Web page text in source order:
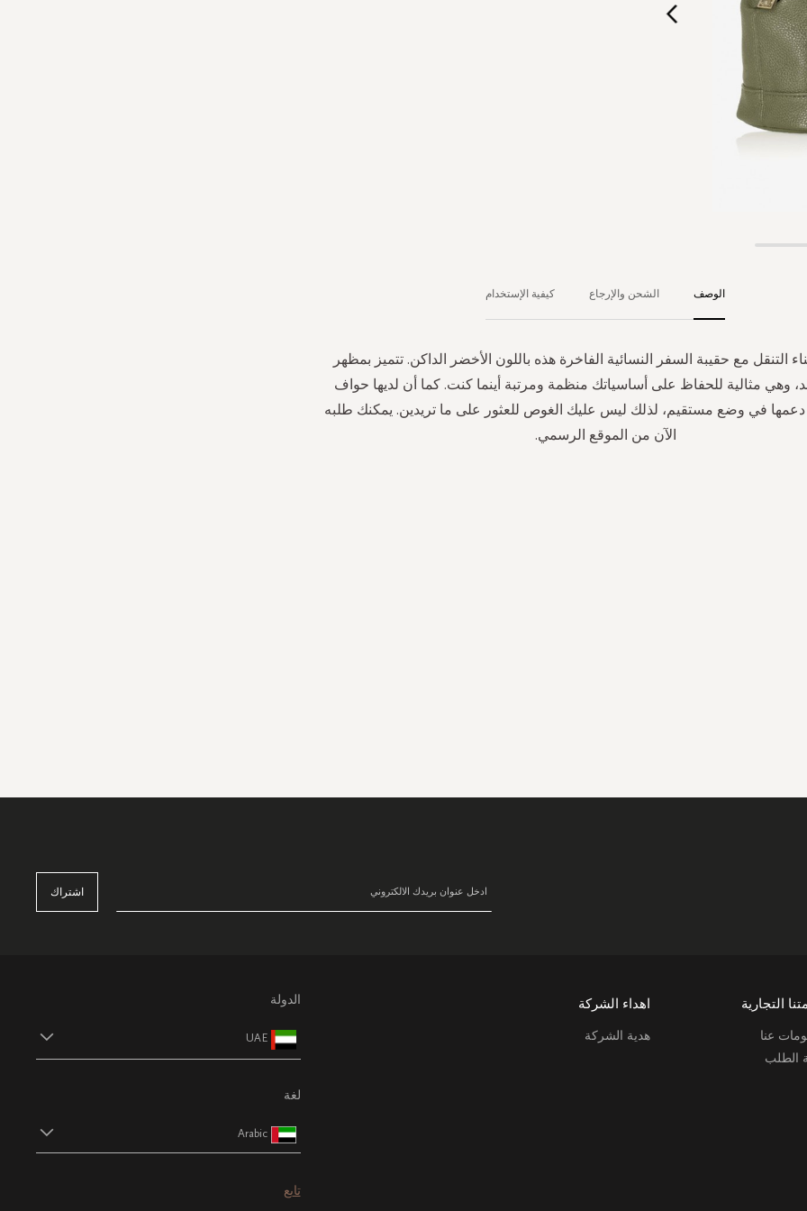
الوصف
التنقل مع حقيبة السفر النسائية الفاخرة هذه باللون الأخضر الداكن. تتميز بمظهر
وهي مثالية للحفاظ على أساسياتك منظمة ومرتبة أينما كنت. كما أن لديها حواف
دعمها في وضع مستقيم، لذلك ليس عليك الغوص للعثور على ما تريدين. يمكنك طلبه
الآن من الموقع الرسمي.
الشحن والإرجاع كيفية الإستخدام
اشتراك
التجارية
عنا
الطلب
اهداء الشركة
هدية الشركة
الدولة
UAE
لغة
Arabic
تابع